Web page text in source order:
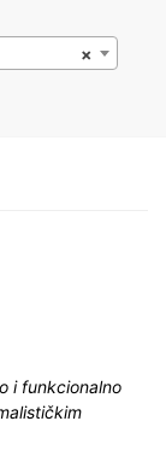
×
i funkcionalno